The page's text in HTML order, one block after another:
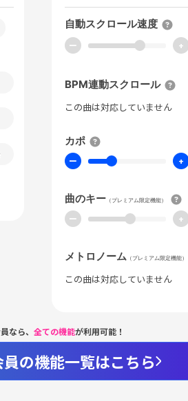
自動スクロール速度
ー +
BPM連動スクロール
この曲は対応していません
カポ
ー +
曲のキー （プレミアム限定機能）
ー +
メトロノーム （プレミアム限定機能）
この曲は対応していません
なら、 全ての機能が利用可能！
の機能一覧はこちら